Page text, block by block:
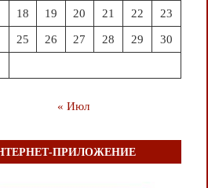
18 19 20 21 22 23
25 26 27 28 29 30
« Июл
ПРИЛОЖЕНИЕ